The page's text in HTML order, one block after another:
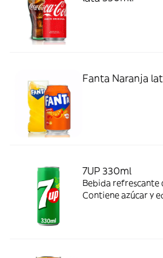
Fanta Naranja
7UP 330ml
Bebida refrescante
Contiene azúcar y